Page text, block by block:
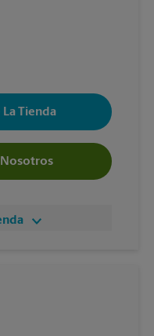
La Tienda
Nosotros